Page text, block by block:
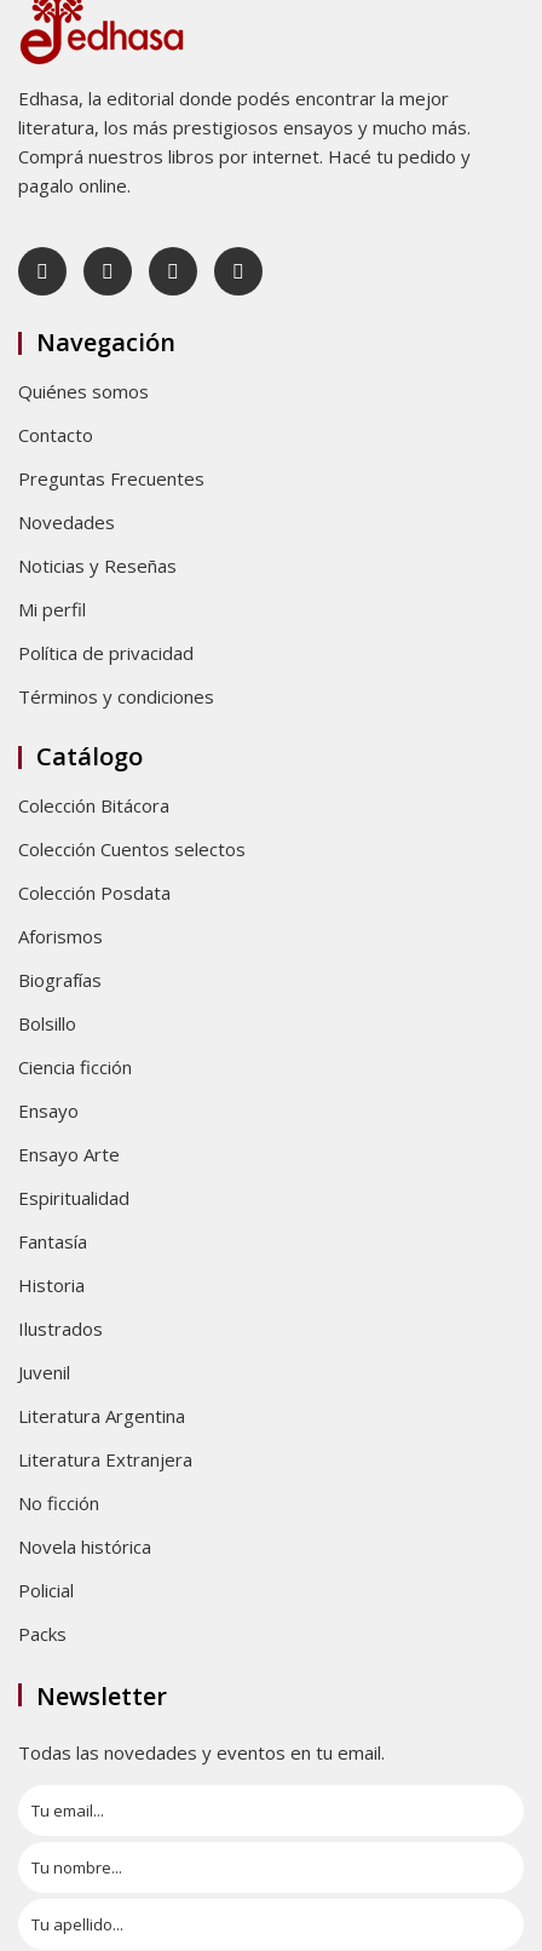
Edhasa, la editorial donde podés encontrar la mejor
literatura, los más prestigiosos ensayos y mucho más.
Comprá nuestros libros por internet. Hacé tu pedido y
pagalo online.
Navegación
Quiénes somos
Contacto
Preguntas Frecuentes
Novedades
Noticias y Reseñas
Mi perfil
Política de privacidad
Términos y condiciones
Catálogo
Colección Bitácora
Colección Cuentos selectos
Colección Posdata
Aforismos
Biografías
Bolsillo
Ciencia ficción
Ensayo
Ensayo Arte
Espiritualidad
Fantasía
Historia
Ilustrados
Juvenil
Literatura Argentina
Literatura Extranjera
No ficción
Novela histórica
Policial
Packs
Newsletter
Todas las novedades y eventos en tu email.